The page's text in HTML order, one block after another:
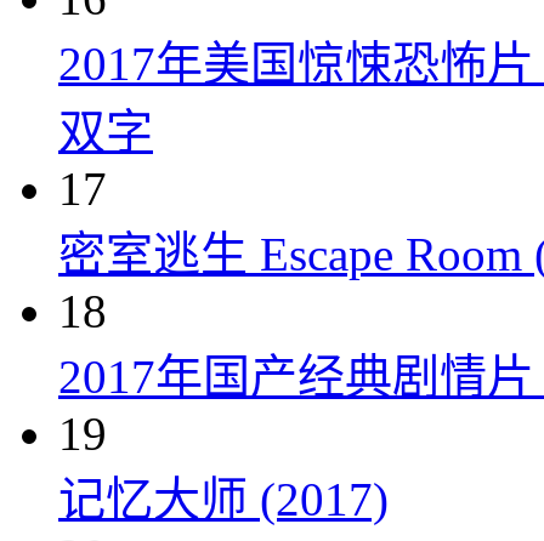
2017年美国惊悚恐怖
双字
17
密室逃生 Escape Room
18
2017年国产经典剧情
19
记忆大师 (2017)